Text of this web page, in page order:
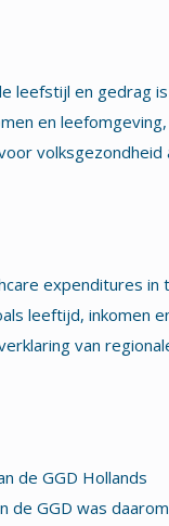
leefstijl en gedrag is
en leefomgeving,
volksgezondheid
expenditures in
leeftijd, inkomen
van
de GGD Hollands
de GGD was daarom